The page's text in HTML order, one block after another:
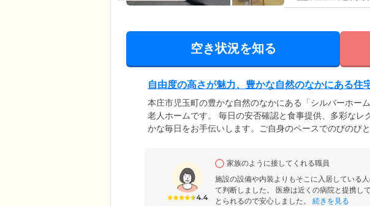
空き状況を知る
自由度の高さが魅力、豊かな自然のなかにある住
本庄市児玉町の豊かな自然のなかにある「シルバーホー
老人ホームです。 毎日の安否確認と食事提供、多彩なレ
かな毎日をお手伝いします。ご自身のペースでのびのび
しいただけることも大きな魅力です。自然光が入る明る
ください。
4.4
家族のように接してくれる職員
施設の設備や内装よりもそこに入居している
て判断しました。 医療は近くの病院と提携し
とられるので安心しました。
続きを見る